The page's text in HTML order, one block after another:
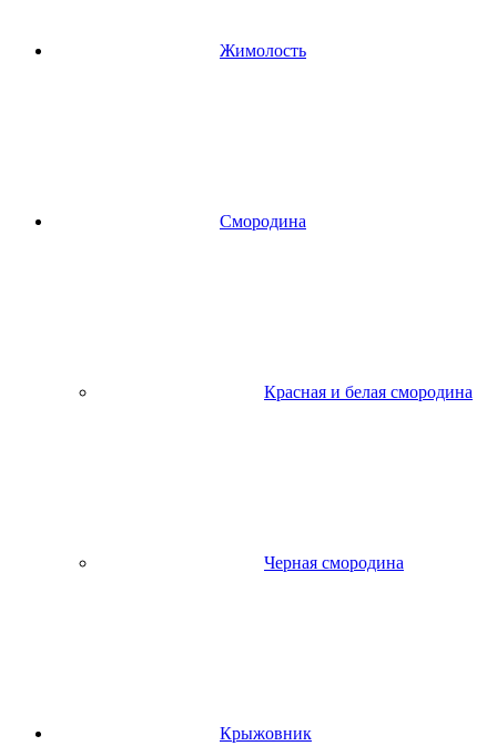
Жимолость
Смородина
Красная и белая смородина
Черная смородина
Крыжовник